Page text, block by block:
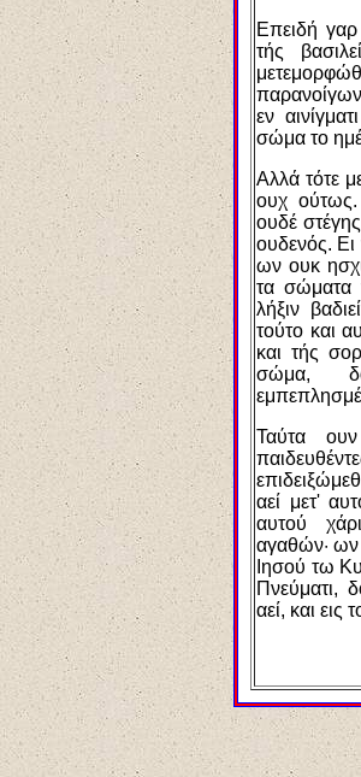
Επειδή
τής
εν
σώμα το
Αλλά τότε
ουχ
ουδέ
ουδενός.
ων ουκ
τα σώματα
λήξιν
τούτο και
και τής
σώμα,
Ταύτα
αεί μετ'
αυτού
αγαθών· ων
Ιησού τω
Πνεύματι,
αεί, και